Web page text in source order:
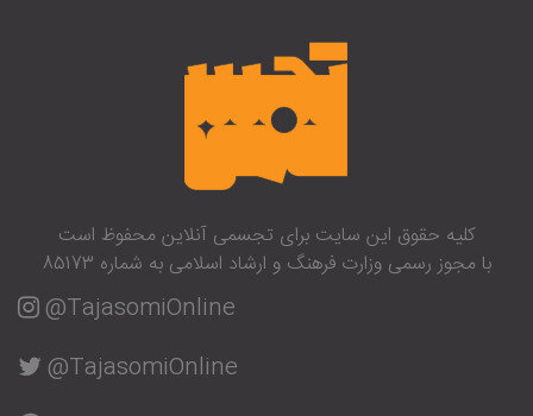
کلیه حقوق این سایت برای تجسمی آنلاین محفوظ است
با مجوز رسمی وزارت فرهنگ و ارشاد اسلامی به شماره 85173
@TajasomiOnline
@TajasomiOnline